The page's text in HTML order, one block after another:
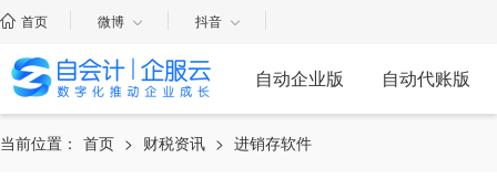
首页 微博 抖音
自动企业版 自动代账版
当前位置： 首页 > 财税资讯 > 进销存软件